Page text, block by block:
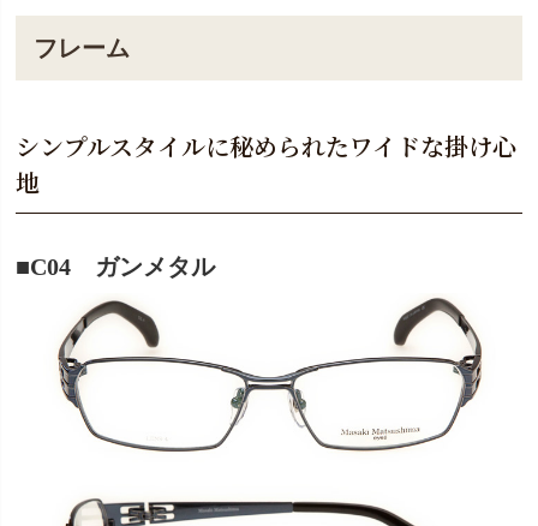
フレーム
シンプルスタイルに秘められたワイドな掛け心
地
■C04 ガンメタル